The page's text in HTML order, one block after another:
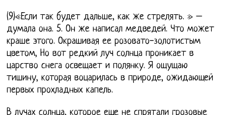
(9)«Если так будет дальше, как же стрелять. » –
думала она. 5. Он же написал медведей. Что может
краше этого. Окрашивая ее розовато-золотистым
цветом, Но вот редкий луч солнца проникает в
царство снега освещает и полянку. Я ощущаю
тишину, которая воцарилась в природе, ожидающей
первых прохладных капель.
В лучах солнца, которое еще не спрятали грозовые